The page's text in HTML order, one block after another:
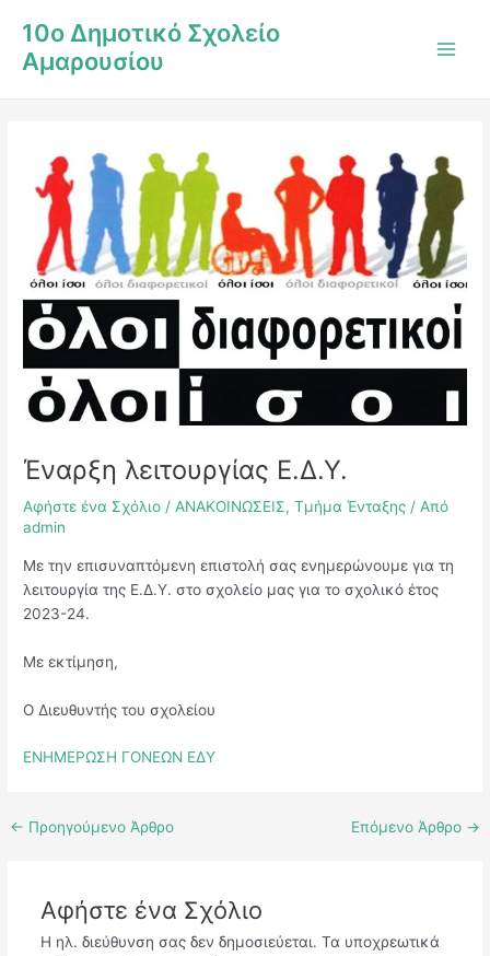
στο
περιεχόμενο
10ο Δημοτικό Σχολείο
Αμαρουσίου
Έναρξη λειτουργίας Ε.Δ.Υ.
Αφήστε ένα Σχόλιο / ΑΝΑΚΟΙΝΩΣΕΙΣ,Τμήμα Ένταξης / Από
admin
Με την επισυναπτόμενη επιστολή σας ενημερώνουμε για τη
λειτουργία της Ε.Δ.Υ. στο σχολείο μας για το σχολικό έτος
2023-24.
Με εκτίμηση,
Ο Διευθυντής του σχολείου
ΕΝΗΜΕΡΩΣΗ ΓΟΝΕΩΝ ΕΔΥ
navigation
← Προηγούμενο Άρθρο Επόμενο Άρθρο →
Αφήστε ένα Σχόλιο
Η ηλ. διεύθυνση σας δεν δημοσιεύεται. Τα υποχρεωτικά